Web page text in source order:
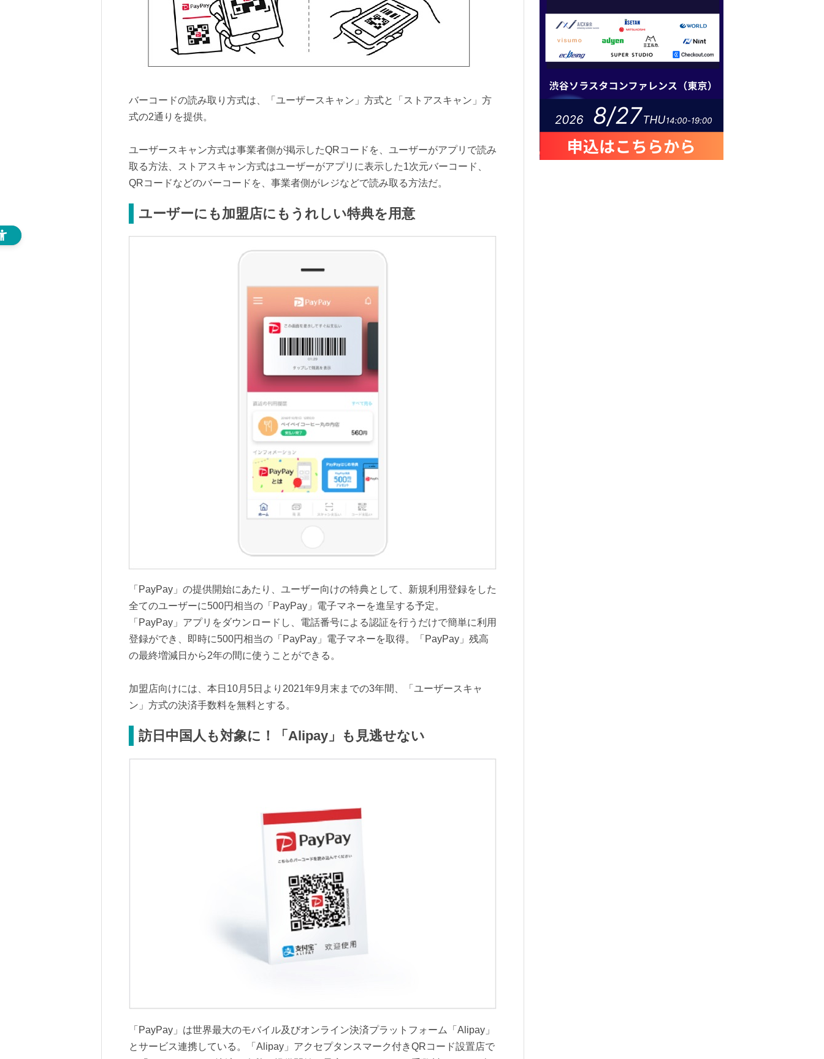
バーコードの読み取り方式は、「ユーザースキャン」方式と「ストアスキャン」方
式の2通りを提供。
ユーザースキャン方式は事業者側が掲示したQRコードを、ユーザーがアプリで読み
取る方法、ストアスキャン方式はユーザーがアプリに表示した1次元バーコード、
QRコードなどのバーコードを、事業者側がレジなどで読み取る方法だ。
ユーザーにも加盟店にもうれしい特典を用意
「PayPay」の提供開始にあたり、ユーザー向けの特典として、新規利用登録をした
全てのユーザーに500円相当の「PayPay」電子マネーを進呈する予定。
「PayPay」アプリをダウンロードし、電話番号による認証を行うだけで簡単に利用
登録ができ、即時に500円相当の「PayPay」電子マネーを取得。「PayPay」残高
の最終増減日から2年の間に使うことができる。
加盟店向けには、本日10月5日より2021年9月末までの3年間、「ユーザースキャ
ン」方式の決済手数料を無料とする。
訪日中国人も対象に！「Alipay」も見逃せない
「PayPay」は世界最大のモバイル及びオンライン決済プラットフォーム「Alipay」
とサービス連携している。「Alipay」アクセプタンスマーク付きQRコード設置店で